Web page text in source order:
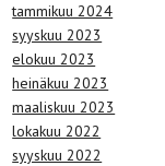
tammikuu 2024
syyskuu 2023
elokuu 2023
heinäkuu 2023
maaliskuu 2023
lokakuu 2022
syyskuu 2022